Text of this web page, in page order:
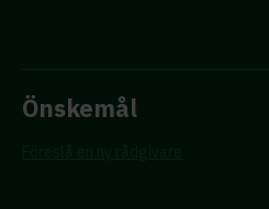
Önskemål